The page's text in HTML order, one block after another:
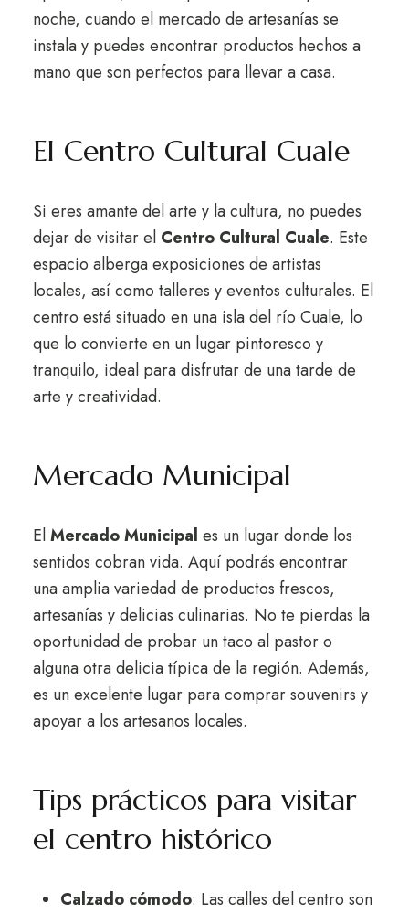
noche, cuando el mercado de artesanías se
instala y puedes encontrar productos hechos a
mano que son perfectos para llevar a casa.
El Centro Cultural Cuale
Si eres amante del arte y la cultura, no puedes
dejar de visitar el Centro Cultural Cuale. Este
espacio alberga exposiciones de artistas
locales, así como talleres y eventos culturales. El
centro está situado en una isla del río Cuale, lo
que lo convierte en un lugar pintoresco y
tranquilo, ideal para disfrutar de una tarde de
arte y creatividad.
Mercado Municipal
ElMercado Municipal es un lugar donde los
sentidos cobran vida. Aquí podrás encontrar
una amplia variedad de productos frescos,
artesanías y delicias culinarias. No te pierdas la
oportunidad de probar un taco al pastor o
alguna otra delicia típica de la región. Además,
es un excelente lugar para comprar souvenirs y
apoyar a los artesanos locales.
Tips prácticos para visitar
el centro histórico
Calzado cómodo: Las calles del centro son